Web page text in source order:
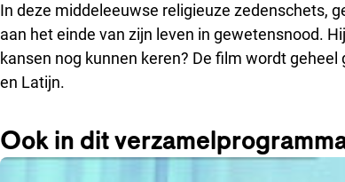
In deze middeleeuwse religieuze zedenschets,
aan het einde van zijn leven in gewetensnood.
kansen nog kunnen keren? De film wordt geheel
en Latijn.
Ook in dit